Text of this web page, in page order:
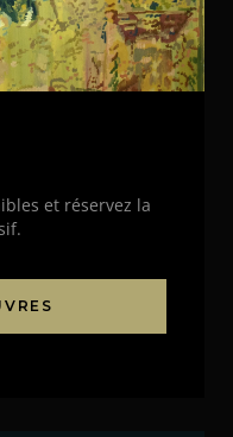
et réservez la